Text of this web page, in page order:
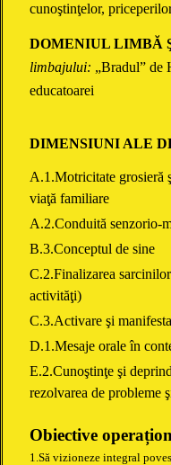
cunoştinţelor,
DOMENIUL LIMBĂ
limbajului: „Bradul” de
educatoarei
DIMENSIUNI ALE
A.1.Motricitate grosieră
viaţă familiare
A.2.Conduită senzorio-
B.3.Conceptul de sine
C.2.Finalizarea
activităţi)
C.3.Activare şi
D.1.Mesaje orale în
E.2.Cunoştinţe şi
rezolvarea de probleme
Obiective
1.Să vizioneze integral